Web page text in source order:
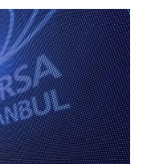
başlayacak.